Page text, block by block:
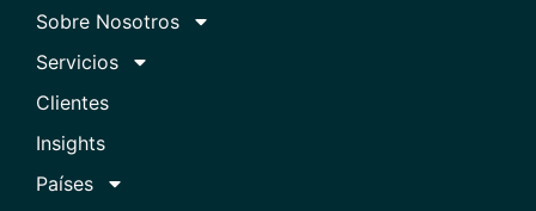
Sobre Nosotros
Servicios
Clientes
Insights
Países